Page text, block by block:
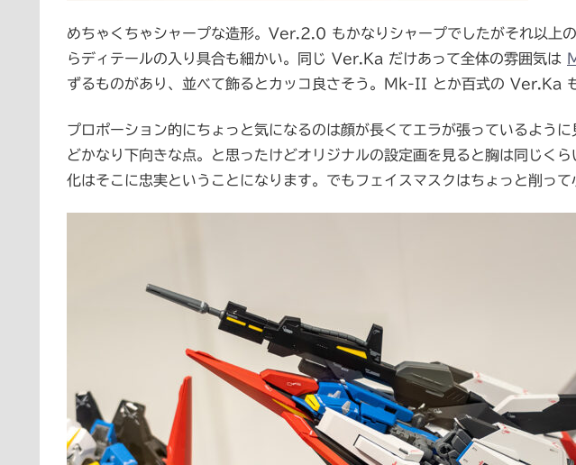
めちゃくちゃシャープな造形。Ver.2.0 もかなりシャープでしたがそれ以上
らディテールの入り具合も細かい。同じ Ver.Ka だけあって全体の雰囲気は
ずるものがあり、並べて飾るとカッコ良さそう。Mk-II とか百式の Ver.Ka
プロポーション的にちょっと気になるのは顔が長くてエラが張っているよう
どかなり下向きな点。と思ったけどオリジナルの設定画を見ると胸は同じく
化はそこに忠実ということになります。でもフェイスマスクはちょっと削って